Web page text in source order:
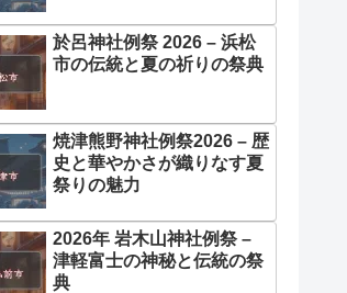
於呂神社例祭 2026 – 浜松
市の伝統と夏の祈りの祭典
焼津熊野神社例祭2026 – 歴
史と華やかさが織りなす夏
祭りの魅力
2026年 岩木山神社例祭 –
津軽富士の神秘と伝統の祭
典